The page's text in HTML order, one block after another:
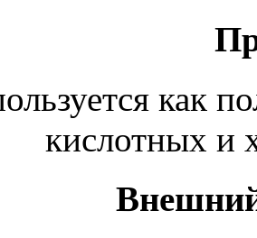
как
кислотных и